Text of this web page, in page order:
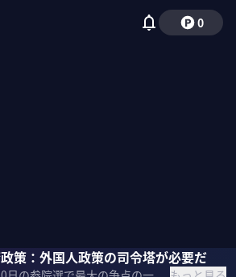
0
策：外国人政策の司令塔が必要だ
木紀彦